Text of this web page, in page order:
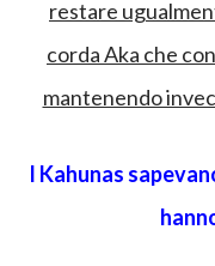
restare
corda Aka che
mantenendo
I Kahunas